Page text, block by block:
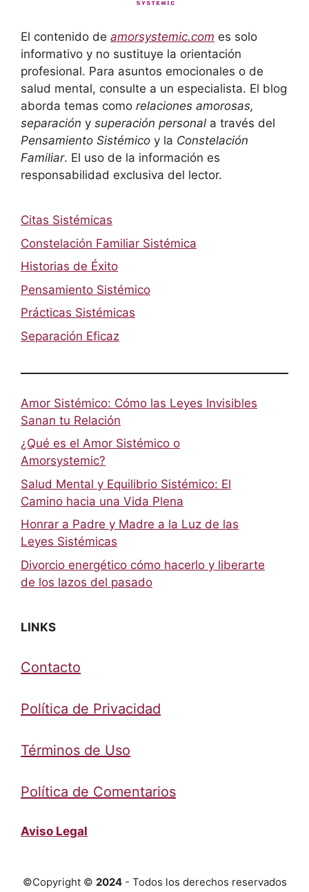
El contenido de amorsystemic.com es solo
informativo y no sustituye la orientación
profesional. Para asuntos emocionales o de
salud mental, consulte a un especialista. El blog
aborda temas como relaciones amorosas,
separación y superación personal a través del
Pensamiento Sistémico y la Constelación
Familiar. El uso de la información es
responsabilidad exclusiva del lector.
Citas Sistémicas
Constelación Familiar Sistémica
Historias de Éxito
Pensamiento Sistémico
Prácticas Sistémicas
Separación Eficaz
Amor Sistémico: Cómo las Leyes Invisibles
Sanan tu Relación
¿Qué es el Amor Sistémico o
Amorsystemic?
Salud Mental y Equilibrio Sistémico: El
Camino hacia una Vida Plena
Honrar a Padre y Madre a la Luz de las
Leyes Sistémicas
Divorcio energético cómo hacerlo y liberarte
de los lazos del pasado
LINKS
Contacto
Política de Privacidad
Términos de Uso
Política de Comentarios
Aviso Legal
©Copyright © 2024- Todos los derechos reservados